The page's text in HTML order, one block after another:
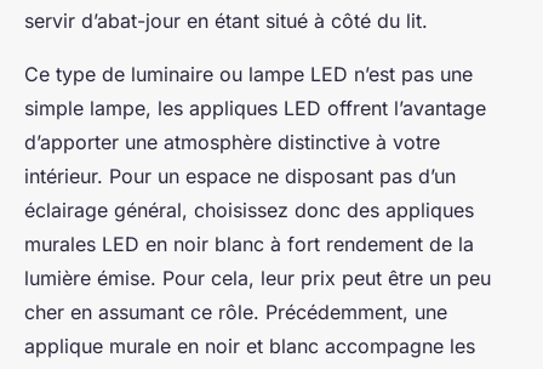
servir d’abat-jour en étant situé à côté du lit.
Ce type de luminaire ou lampe LED n’est pas une
simple lampe, les appliques LED offrent l’avantage
d’apporter une atmosphère distinctive à votre
intérieur. Pour un espace ne disposant pas d’un
éclairage général, choisissez donc des appliques
murales LED en noir blanc à fort rendement de la
lumière émise. Pour cela, leur prix peut être un peu
cher en assumant ce rôle. Précédemment, une
applique murale en noir et blanc accompagne les